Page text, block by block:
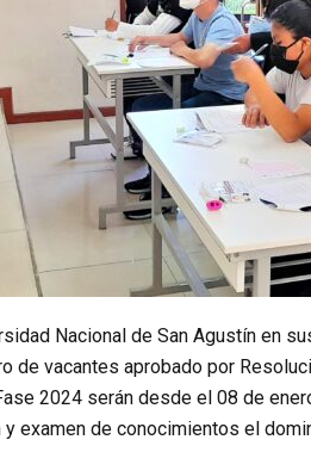
Nacional de San Agustín en
de vacantes aprobado por
2024 serán desde el 08 de
examen de conocimientos el